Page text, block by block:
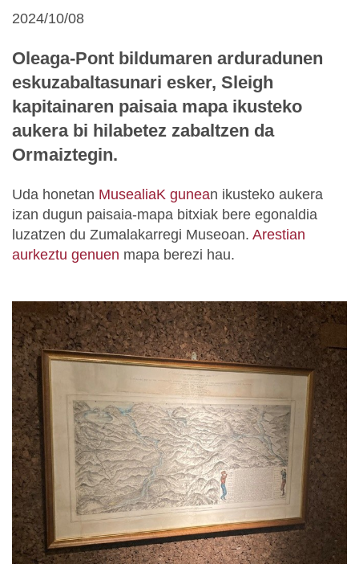
2024/10/08
Oleaga-Pont bildumaren arduradunen
eskuzabaltasunari esker, Sleigh
kapitainaren paisaia mapa ikusteko
aukera bi hilabetez zabaltzen da
Ormaiztegin.
Uda honetan MusealiaK gunean ikusteko aukera
izan dugun paisaia-mapa bitxiak bere egonaldia
luzatzen du Zumalakarregi Museoan. Arestian
aurkeztu genuen mapa berezi hau.